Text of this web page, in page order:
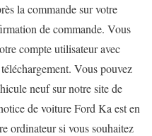
la commande sur votre
de commande. Vous
compte utilisateur avec
Vous pouvez
neuf sur notre site de
de voiture Ford Ka est en
ordinateur si vous souhaitez